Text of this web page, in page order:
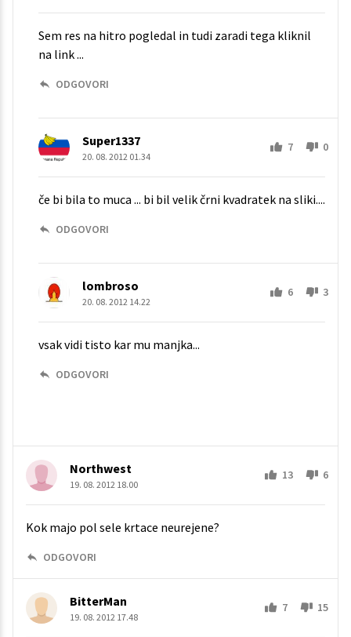
Sem res na hitro pogledal in tudi zaradi tega kliknil
na link ...
ODGOVORI
Super1337
20. 08. 2012 01.34
7 0
če bi bila to muca ... bi bil velik črni kvadratek na sliki....
ODGOVORI
lombroso
20. 08. 2012 14.22
6 3
vsak vidi tisto kar mu manjka...
ODGOVORI
Northwest
19. 08. 2012 18.00
13 6
Kok majo pol sele krtace neurejene?
ODGOVORI
BitterMan
19. 08. 2012 17.48
7 15